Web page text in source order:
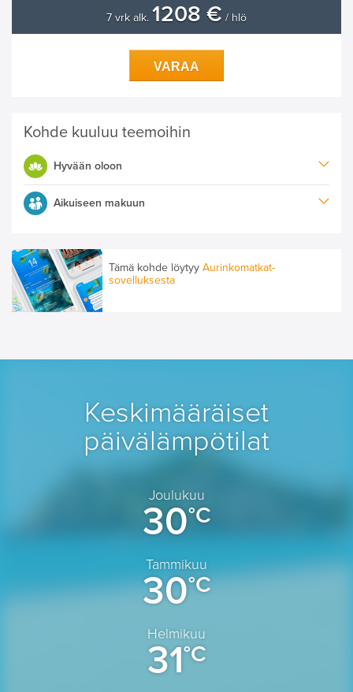
7 vrk alk. 1208 € / hlö
VARAA
Kohde kuuluu teemoihin
Hyvään oloon
Aikuiseen makuun
Tämä kohde löytyy Aurinkomatkat-
sovelluksesta
Keskimääräiset
päivälämpötilat
Joulukuu
30°C
Tammikuu
30°C
Helmikuu
31°C